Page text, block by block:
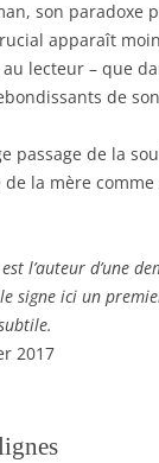
son paradoxe
apparaît
lecteur – que
de
passage de la
la mère
l’auteur d’une
signe ici un
2017